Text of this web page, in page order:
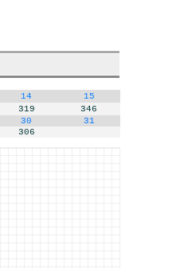
14
15
319
346
30
31
306